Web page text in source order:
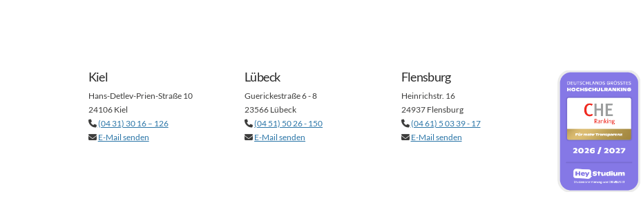
Kiel
Hans-Detlev-Prien-Straße 10
24106 Kiel
(04 31) 30 16 – 126
E-Mail senden
Lübeck
Guerickestraße 6 - 8
23566 Lübeck
(04 51) 50 26 - 150
E-Mail senden
Flensburg
Heinrichstr. 16
24937 Flensburg
(04 61) 5 03 39 - 17
E-Mail senden